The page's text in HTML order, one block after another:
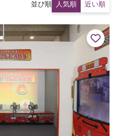
並び順 人気順 近い順